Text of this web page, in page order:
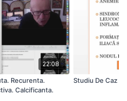
22:08
Recurenta.
Calcificanta.
Studiu De Caz